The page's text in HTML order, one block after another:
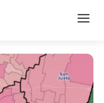
a